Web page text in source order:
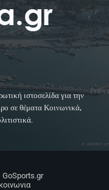
ιστοσελίδα για την
σε θέματα Κοινωνικά,
GoSports.gr